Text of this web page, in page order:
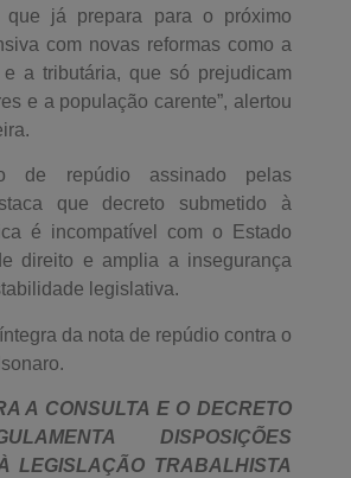
já prepara para o próximo
com novas reformas como a
e a tributária, que só prejudicam
e a população carente”, alertou
de repúdio assinado pelas
que decreto submetido à
é incompatível com o Estado
direito e amplia a insegurança
legislativa.
da nota de repúdio contra o
A CONSULTA E O DECRETO
DISPOSIÇÕES
LEGISLAÇÃO TRABALHISTA